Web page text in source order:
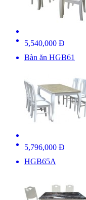
5,540,000 Đ
Bàn ăn HGB61
5,796,000 Đ
HGB65A